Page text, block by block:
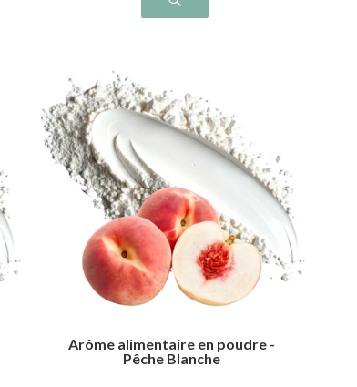
Arôme alimentaire en poudre -
Pêche Blanche